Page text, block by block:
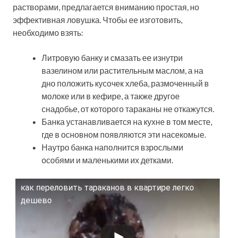
растворами, предлагается вниманию простая, но
эффективная ловушка. Чтобы ее изготовить,
необходимо взять:
Литровую банку и смазать ее изнутри
вазелином или растительным маслом, а на
дно положить кусочек хлеба, размоченный в
молоке или в кефире, а также другое
снадобье, от которого тараканы не откажутся.
Банка устанавливается на кухне в том месте,
где в основном появляются эти насекомые.
Наутро банка наполнится взрослыми
особями и маленькими их детками.
как переловить тараканов в квартире легко
дешево
Смотрите это видео на YouTube